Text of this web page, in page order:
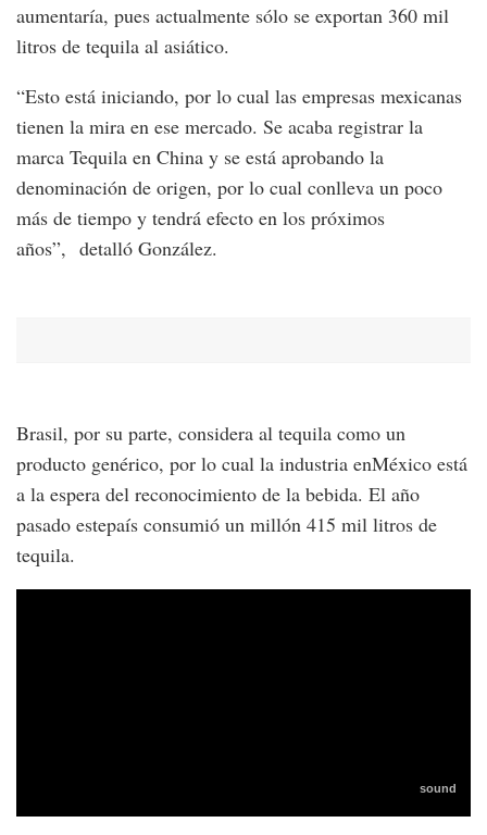
aumentaría, pues actualmente sólo se exportan 360 mil
litros de tequila al asiático.
“Esto está iniciando, por lo cual las empresas mexicanas
tienen la mira en ese mercado. Se acaba registrar la
marca Tequila en China y se está aprobando la
denominación de origen, por lo cual conlleva un poco
más de tiempo y tendrá efecto en los próximos
años”, detalló González.
Brasil, por su parte, considera al tequila como un
producto genérico, por lo cual la industria enMéxico está
a la espera del reconocimiento de la bebida. El año
pasado estepaís consumió un millón 415 mil litros de
tequila.